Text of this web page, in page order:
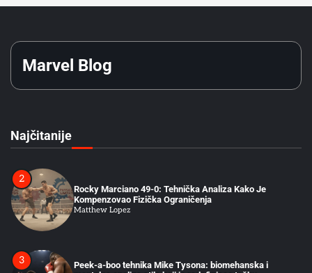
Marvel Blog
Najčitanije
Kompenzovao Fizička Ograničenja
Matthew Lopez
mentalna analiza stila koji je redefinisao tešku